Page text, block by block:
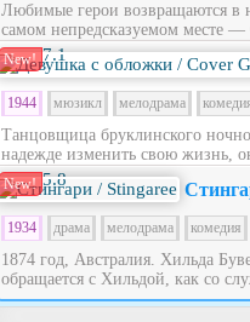
Любимые герои возвращаются в
самом непредсказуемом месте
New! 7.1
1944 мюзикл мелодрама
Танцовщица бруклинского
надежде изменить свою жизнь,
New! 5.8
1934 драма мелодрама комедия
1874 год, Австралия. Хильда
обращается с Хильдой, как со